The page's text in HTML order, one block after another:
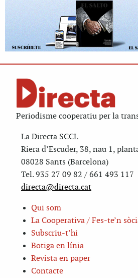
Periodisme cooperatiu per la
La Directa SCCL
Riera d’Escuder, 38, nau 1,
08028 Sants (Barcelona)
Tel. 935 27 09 82 / 661 493 117
directa@directa.cat
Qui som
La Cooperativa / Fes-te’n
Subscriu-t’hi
Botiga en línia
Revista en paper
Contacte